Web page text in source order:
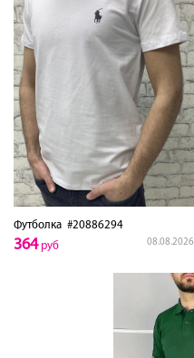
Футболка #20886294
08.08.2026
364руб